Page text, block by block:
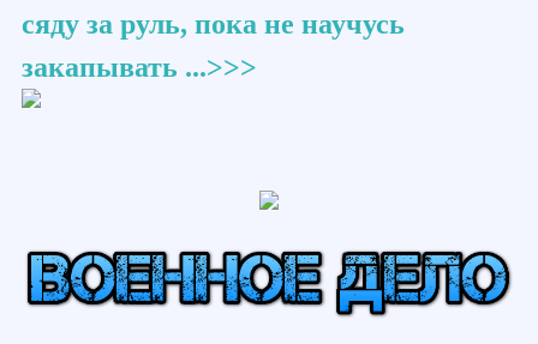
сяду за руль, пока не научусь
закапывать ...>>>